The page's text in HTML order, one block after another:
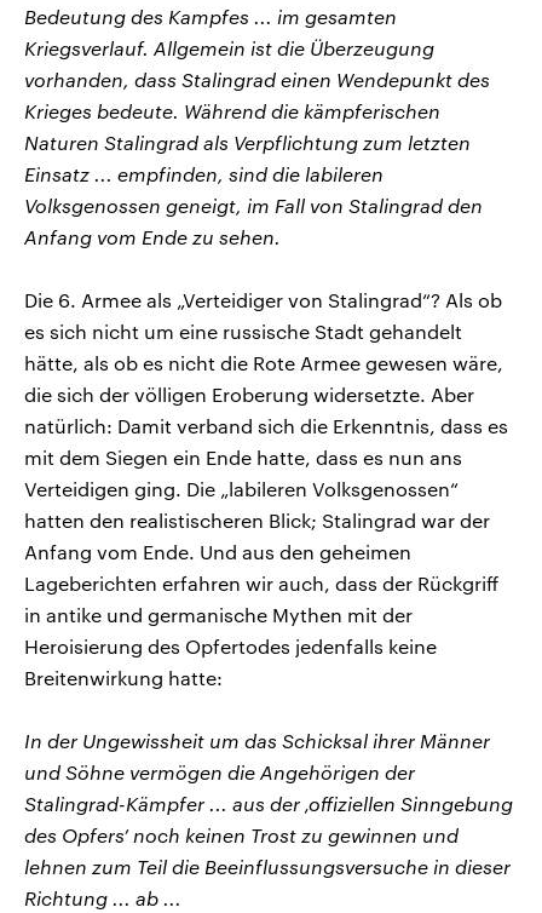
Bedeutung des Kampfes ... im gesamten
Kriegsverlauf. Allgemein ist die Überzeugung
vorhanden, dass Stalingrad einen Wendepunkt des
Krieges bedeute. Während die kämpferischen
Naturen Stalingrad als Verpflichtung zum letzten
Einsatz ... empfinden, sind die labileren
Volksgenossen geneigt, im Fall von Stalingrad den
Anfang vom Ende zu sehen.
Die 6. Armee als „Verteidiger von Stalingrad“? Als ob
es sich nicht um eine russische Stadt gehandelt
hätte, als ob es nicht die Rote Armee gewesen wäre,
die sich der völligen Eroberung widersetzte. Aber
natürlich: Damit verband sich die Erkenntnis, dass es
mit dem Siegen ein Ende hatte, dass es nun ans
Verteidigen ging. Die „labileren Volksgenossen“
hatten den realistischeren Blick; Stalingrad war der
Anfang vom Ende. Und aus den geheimen
Lageberichten erfahren wir auch, dass der Rückgriff
in antike und germanische Mythen mit der
Heroisierung des Opfertodes jedenfalls keine
Breitenwirkung hatte:
In der Ungewissheit um das Schicksal ihrer Männer
und Söhne vermögen die Angehörigen der
Stalingrad-Kämpfer ... aus der ‚offiziellen Sinngebung
des Opfers’ noch keinen Trost zu gewinnen und
lehnen zum Teil die Beeinflussungsversuche in dieser
Richtung ... ab ...